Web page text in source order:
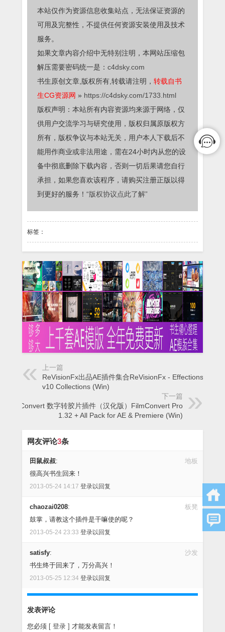
本站仅作为资源信息收集站点，无法保证资源的
可用及完整性，不提供任何资源安装使用及技术
服务。
如果文章内容介绍中无特别注明，本网站压缩包
解压需要密码统一是： c4dsky.com
书生原创文章,版权所有,转载请注明， 转载自书
生CG资源网 » https://c4dsky.com/1733.html
版权声明：本站所有内容资源均来源于网络，仅
供用户交流学习与研究使用，版权归属原版权方
所有，版权争议与本站无关，用户本人下载后不
能用作商业或非法用途，需在24小时内从您的设
备中彻底删除下载内容，否则一切后果请您自行
承担，如果您喜欢该程序，请购买注册正版以得
到更好的服务！ “版权协议点此了解”
标签：
上一篇
ReVisionFx出品AE插件集合ReVisionFx - Effections Plus
v10 Collections (Win)
下一篇
FilmConvert 数字转胶片插件（汉化版）FilmConvert Pro
1.32 + All Pack for AE & Premiere (Win)
网友评论3条
地板
田鼠叔叔:
很高兴书生回来！
2013-05-24 14:17 登录以回复
板凳
chaozai0208:
鼓掌，请教这个插件是干嘛使的呢？
2013-05-24 23:33 登录以回复
沙发
satisfy:
书生终于回来了，万分高兴！
2013-05-25 12:34 登录以回复
发表评论
您必须 [ 登录 ] 才能发表留言！